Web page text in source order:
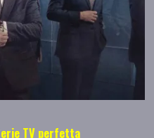
TV perfetta